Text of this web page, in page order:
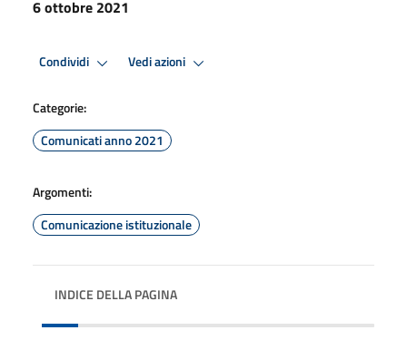
6 ottobre 2021
Condividi Vedi azioni
Categorie:
Comunicati anno 2021
Argomenti:
Comunicazione istituzionale
INDICE DELLA PAGINA